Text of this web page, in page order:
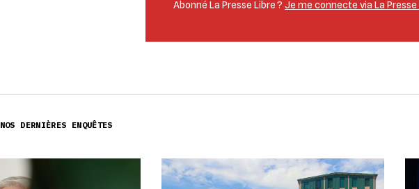
Abonné La Presse Libre ? Je me connecte via La Presse
NOS DERNIÈRES ENQUÊTES